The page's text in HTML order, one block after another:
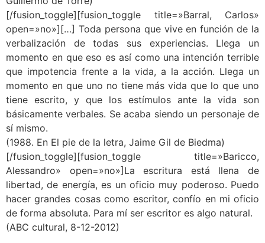
[/fusion_toggle][fusion_toggle title=»Barral, Carlos»
open=»no»][…] Toda persona que vive en función de la
verbalización de todas sus experiencias. Llega un
momento en que eso es así como una intención terrible
que impotencia frente a la vida, a la acción. Llega un
momento en que uno no tiene más vida que lo que uno
tiene escrito, y que los estímulos ante la vida son
básicamente verbales. Se acaba siendo un personaje de
sí mismo.
(1988. En El pie de la letra, Jaime Gil de Biedma)
[/fusion_toggle][fusion_toggle title=»Baricco,
Alessandro» open=»no»]La escritura está llena de
libertad, de energía, es un oficio muy poderoso. Puedo
hacer grandes cosas como escritor, confío en mi oficio
de forma absoluta. Para mí ser escritor es algo natural.
(ABC cultural, 8-12-2012)